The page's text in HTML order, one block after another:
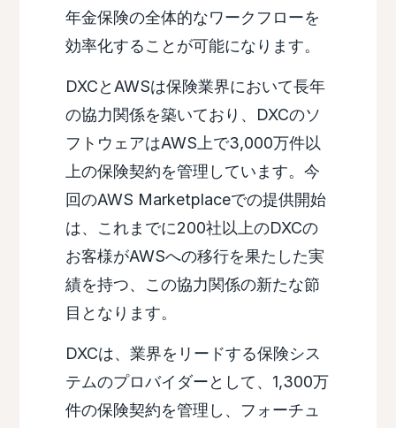
年金保険の全体的なワークフローを
効率化することが可能になります。
DXCとAWSは保険業界において長年
の協力関係を築いており、DXCのソ
フトウェアはAWS上で3,000万件以
上の保険契約を管理しています。今
回のAWS Marketplaceでの提供開始
は、これまでに200社以上のDXCの
お客様がAWSへの移行を果たした実
績を持つ、この協力関係の新たな節
目となります。
DXCは、業界をリードする保険シス
テムのプロバイダーとして、1,300万
件の保険契約を管理し、フォーチュ